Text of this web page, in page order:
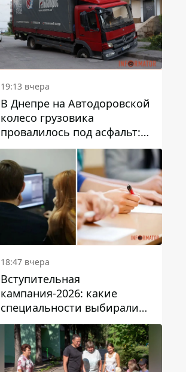
19:13 вчера
В Днепре на Автодоровской
колесо грузовика
провалилось под асфальт:
движение заблокировано
18:47 вчера
Вступительная
кампания-2026: какие
специальности выбирали
абитуриенты в Украине